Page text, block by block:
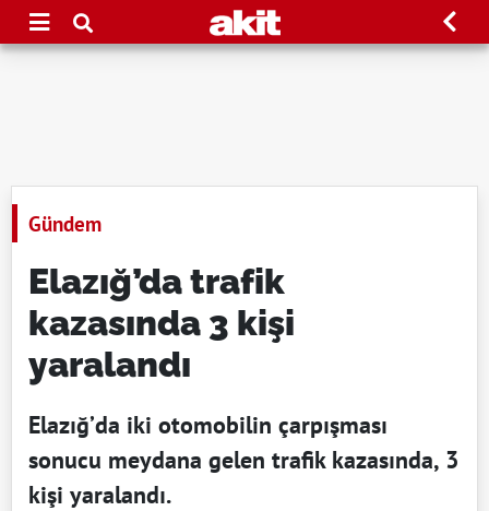
Gündem
Elazığ’da trafik
kazasında 3 kişi
yaralandı
Elazığ’da iki otomobilin çarpışması
sonucu meydana gelen trafik kazasında, 3
kişi yaralandı.